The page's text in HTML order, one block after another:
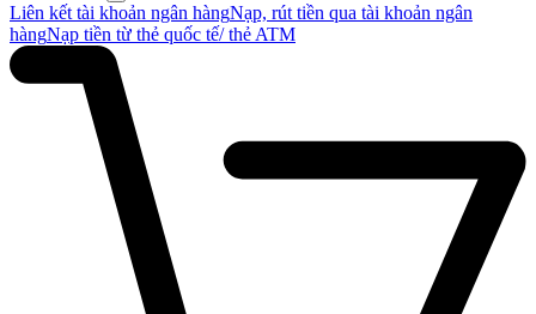
Liên kết tài khoản ngân hàngNạp, rút tiền qua tài khoản ngân
hàngNạp tiền từ thẻ quốc tế/ thẻ ATM